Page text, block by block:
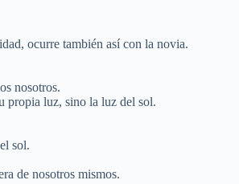
ocurre también así con la novia.
nosotros.
propia luz, sino la luz del sol.
sol.
de nosotros mismos.